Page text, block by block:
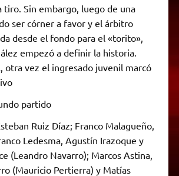
tiro. Sin embargo, luego de una
ser córner a favor y el árbitro
desde el fondo para el «torito»,
empezó a definir la historia.
otra vez el ingresado juvenil marcó
partido
Ruiz Díaz; Franco Malagueño,
Ledesma, Agustín Irazoque y
(Leandro Navarro); Marcos Astina,
(Mauricio Pertierra) y Matías